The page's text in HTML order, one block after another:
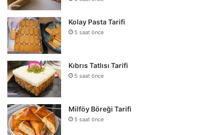
Kolay Pasta Tarifi
5 saat önce
Kıbrıs Tatlısı Tarifi
5 saat önce
Milföy Böreği Tarifi
5 saat önce